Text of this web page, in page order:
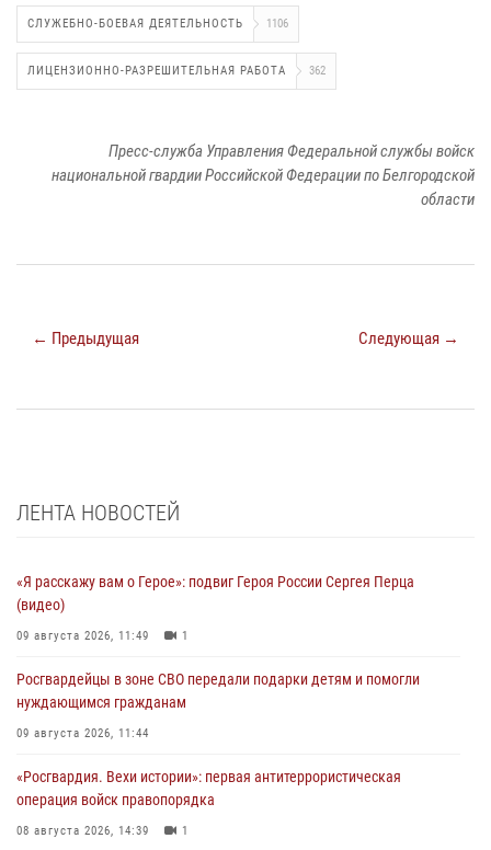
СЛУЖЕБНО-БОЕВАЯ ДЕЯТЕЛЬНОСТЬ 1106
ЛИЦЕНЗИОННО-РАЗРЕШИТЕЛЬНАЯ РАБОТА 362
Пресс-служба Управления Федеральной службы войск
национальной гвардии Российской Федерации по Белгородской
области
← Предыдущая Следующая →
ЛЕНТА НОВОСТЕЙ
«Я расскажу вам о Герое»: подвиг Героя России Сергея Перца
(видео)
09 августа 2026, 11:49 1
Росгвардейцы в зоне СВО передали подарки детям и помогли
нуждающимся гражданам
09 августа 2026, 11:44
«Росгвардия. Вехи истории»: первая антитеррористическая
операция войск правопорядка
08 августа 2026, 14:39 1